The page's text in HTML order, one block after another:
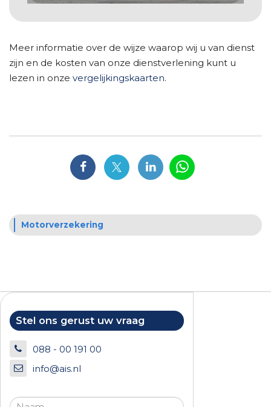
Meer informatie over de wijze waarop wij u van dienst
zijn en de kosten van onze dienstverlening kunt u
lezen in onze vergelijkingskaarten.
Motorverzekering
Stel ons gerust uw vraag
088 - 00 191 00
info@ais.nl